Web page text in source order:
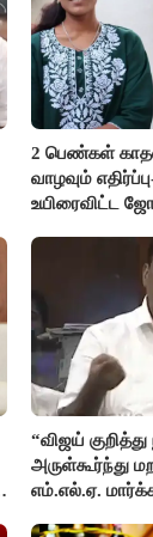
2 பெண்கள்
வாழவும்
உயிரைவிட்ட
“விஜய்
அருள்கூர்ந்து
எம்.எல்.ஏ.